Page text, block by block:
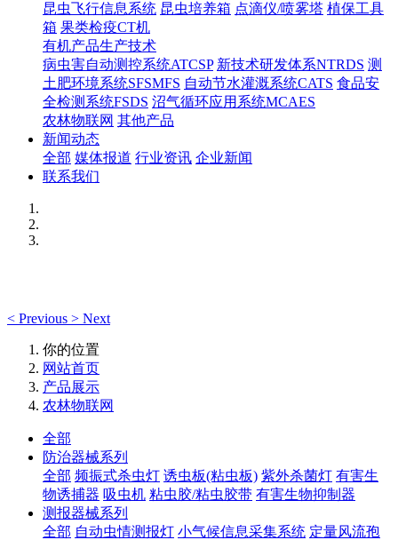
昆虫飞行信息系统 昆虫培养箱 点滴仪/喷雾塔 植保工具
箱 果类检疫CT机
有机产品生产技术
病虫害自动测控系统ATCSP 新技术研发体系NTRDS 测
土肥环境系统SFSMFS 自动节水灌溉系统CATS 食品安
全检测系统FSDS 沼气循环应用系统MCAES
农林物联网 其他产品
新闻动态
全部 媒体报道 行业资讯 企业新闻
联系我们
< Previous > Next
你的位置
网站首页
产品展示
农林物联网
全部
防治器械系列
全部 频振式杀虫灯 诱虫板(粘虫板) 紫外杀菌灯 有害生
物诱捕器 吸虫机 粘虫胶/粘虫胶带 有害生物抑制器
测报器械系列
全部 自动虫情测报灯 小气候信息采集系统 定量风流孢